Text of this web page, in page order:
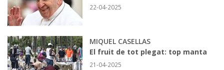
22-04-2025
MIQUEL CASELLAS
El fruit de tot plegat: top manta
21-04-2025